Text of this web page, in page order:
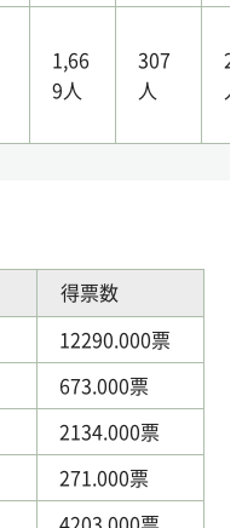
1,66
9人
307
人
人
得票数
12290.000票
673.000票
2134.000票
271.000票